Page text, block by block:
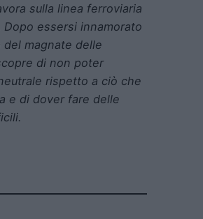
sulla linea ferroviaria
Dopo essersi innamorato
del magnate delle
di non poter
rispetto a ciò che
e di dover fare delle